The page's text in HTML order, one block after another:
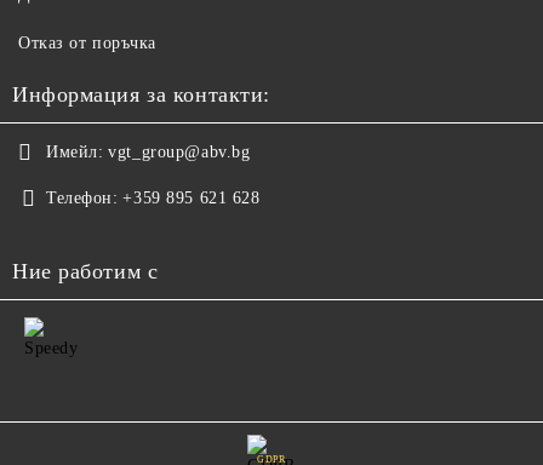
Отказ от поръчка
Информация за контакти:
Имейл: vgt_group@abv.bg
Телефон: +359 895 621 628
Ние работим с
GDPR